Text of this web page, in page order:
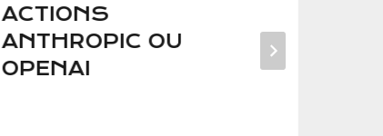
ACTIONS
ANTHROPIC OU
OPENAI